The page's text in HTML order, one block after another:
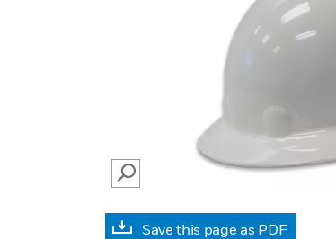
SEARCH
Save this page as PDF